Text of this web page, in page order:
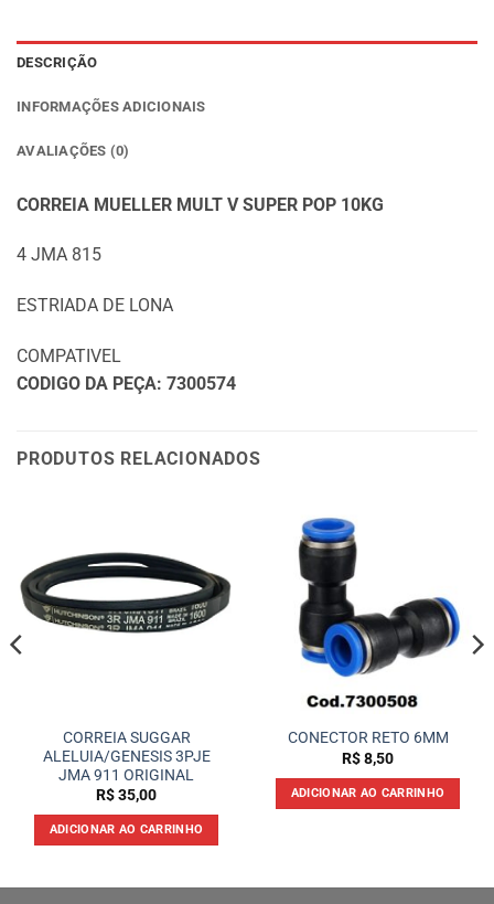
DESCRIÇÃO
INFORMAÇÕES ADICIONAIS
AVALIAÇÕES (0)
CORREIA MUELLER MULT V SUPER POP 10KG
4 JMA 815
ESTRIADA DE LONA
COMPATIVEL
CODIGO DA PEÇA: 7300574
PRODUTOS RELACIONADOS
CORREIA SUGGAR
ALELUIA/GENESIS 3PJE
JMA 911 ORIGINAL
R$35,00
ADICIONAR AO CARRINHO
CONECTOR RETO 6MM
R$8,50
ADICIONAR AO CARRINHO